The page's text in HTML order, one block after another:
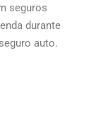
seguros
durante
auto.